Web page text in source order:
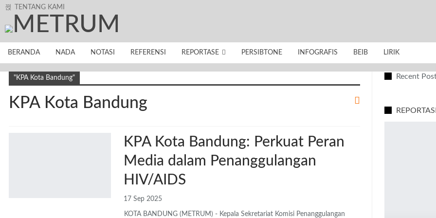
TENTANG KAMI
BERANDA NADA NOTASI REFERENSI REPORTASE PERSIBTONE INFOGRAFIS BEIB LIRIK
"KPA Kota Bandung"
KPA Kota Bandung
KPA Kota Bandung: Perkuat Peran
Media dalam Penanggulangan
HIV/AIDS
17 Sep 2025
KOTA BANDUNG (METRUM) - Kepala Sekretariat Komisi Penanggulangan
Recent